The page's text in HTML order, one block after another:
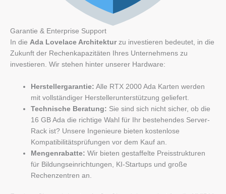
Garantie & Enterprise Support
In die Ada Lovelace Architekturzu investieren bedeutet, in die
Zukunft der Rechenkapazitäten Ihres Unternehmens zu
investieren. Wir stehen hinter unserer Hardware:
Herstellergarantie: Alle RTX 2000 Ada Karten werden
mit vollständiger Herstellerunterstützung geliefert.
Technische Beratung: Sie sind sich nicht sicher, ob die
16 GB Ada die richtige Wahl für Ihr bestehendes Server-
Rack ist? Unsere Ingenieure bieten kostenlose
Kompatibilitätsprüfungen vor dem Kauf an.
Mengenrabatte: Wir bieten gestaffelte Preisstrukturen
für Bildungseinrichtungen, KI-Startups und große
Rechenzentren an.